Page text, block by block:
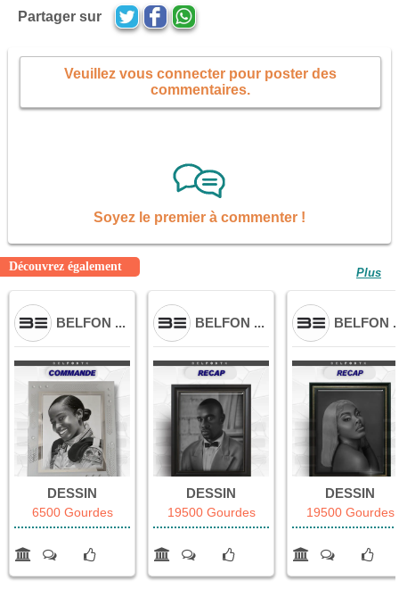
Partager sur
Veuillez vous connecter pour poster des
commentaires.
Soyez le premier à commenter !
Découvrez également
BELFON ...
DESSIN
6500 Gourdes
BELFON ...
DESSIN
19500 Gourdes
BELFON
DESSIN
19500 Gourdes
Plus